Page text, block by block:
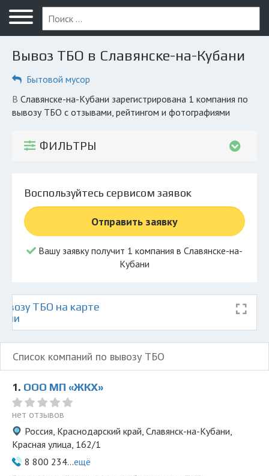
Меню
Главная
Вопрос юристу
Славянск-на-Кубани
ПОЛЬЗОВАТЕЛЯМ
Экоблог
Личный кабинет
© 2026 Все права защищены
Вывоз ТБО в Славянске-на-Кубани
Бытовой мусор
в Славянске-на-Кубани зарегистрирована 1 компания по
вывозу ТБО с отзывами, рейтингом и фотографиями
ФИЛЬТРЫ
Воспользуйтесь сервисом заявок
Отправить заявку
Вашу заявку получит 1 компания в Славянске-на-
Кубани
ТБО на карте
Список компаний по вывозу ТБО
1. ООО МП «ЖКХ»
нет отзывов
Россия, Краснодарский край, Славянск-на-Кубани,
Красная улица, 162/1
8 800 234...ещё